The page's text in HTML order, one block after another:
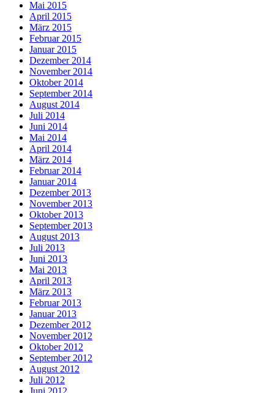
Mai 2015
April 2015
März 2015
Februar 2015
Januar 2015
Dezember 2014
November 2014
Oktober 2014
September 2014
August 2014
Juli 2014
Juni 2014
Mai 2014
April 2014
März 2014
Februar 2014
Januar 2014
Dezember 2013
November 2013
Oktober 2013
September 2013
August 2013
Juli 2013
Juni 2013
Mai 2013
April 2013
März 2013
Februar 2013
Januar 2013
Dezember 2012
November 2012
Oktober 2012
September 2012
August 2012
Juli 2012
Juni 2012